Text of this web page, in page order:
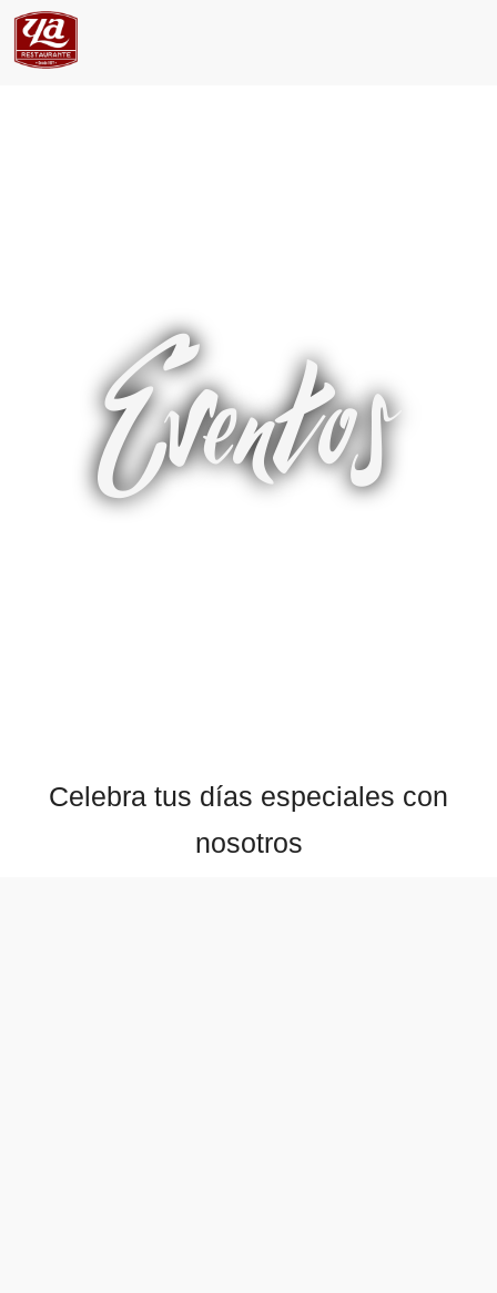
Eventos
Celebra tus días especiales con
nosotros